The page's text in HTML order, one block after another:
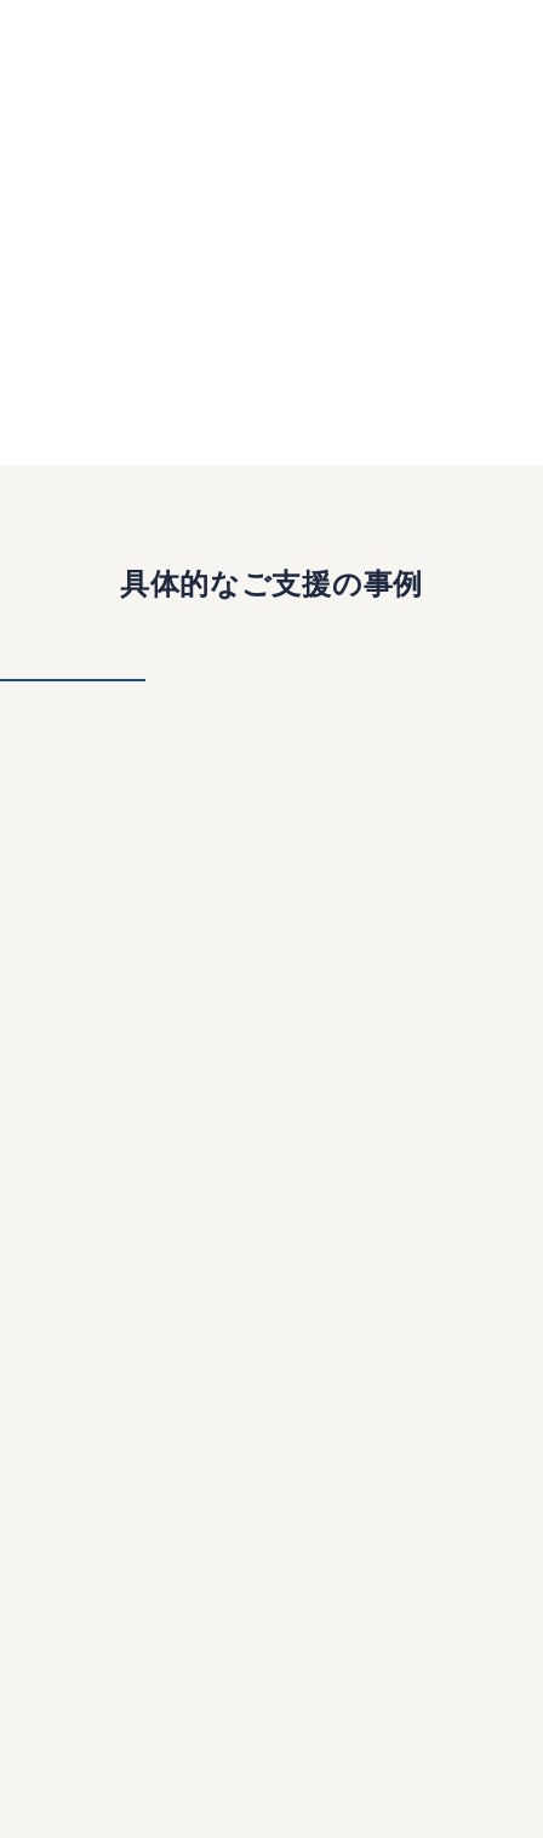
具体的なご支援の事例